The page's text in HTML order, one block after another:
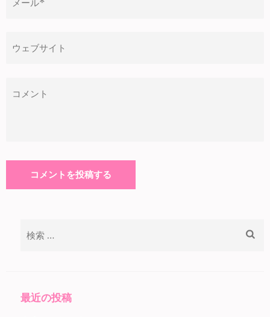
最近の投稿